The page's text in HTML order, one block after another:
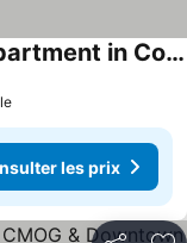
Serene 3-Bedroom / 1-Bath Apartment in Corning on the Historic Southside Hill
les prix